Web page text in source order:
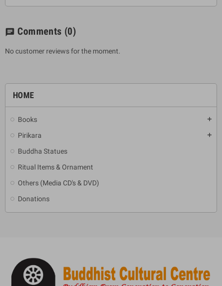
HOME
Books add
Pirikara add
Buddha Statues
Ritual Items & Ornament
Others (Media CD's & DVD)
Donations
chat Comments (0)
No customer reviews for the moment.